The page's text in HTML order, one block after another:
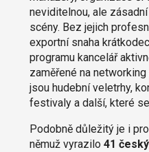
neviditelnou, ale
scény. Bez jejich
exportní snaha
programu kancelář
zaměřené na
jsou hudební veletrhy,
festivaly a další, které
Podobně důležitý je i
němuž vyrazilo 41